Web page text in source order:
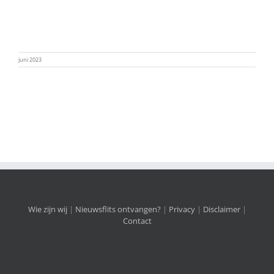
juni 2023
Wie zijn wij | Nieuwsflits ontvangen? | Privacy| Disclaimer|
Contact